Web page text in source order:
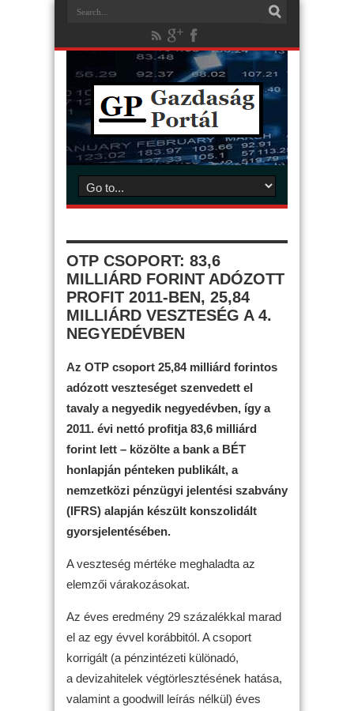
OTP CSOPORT: 83,6
MILLIÁRD FORINT ADÓZOTT
PROFIT 2011-BEN, 25,84
MILLIÁRD VESZTESÉG A 4.
NEGYEDÉVBEN
Az OTP csoport 25,84 milliárd forintos
adózott veszteséget szenvedett el
tavaly a negyedik negyedévben, így a
2011. évi nettó profitja 83,6 milliárd
forint lett – közölte a bank a BÉT
honlapján pénteken publikált, a
nemzetközi pénzügyi jelentési szabvány
(IFRS) alapján készült konszolidált
gyorsjelentésében.
A veszteség mértéke meghaladta az
elemzői várakozásokat.
Az éves eredmény 29 százalékkal marad
el az egy évvel korábbitól. A csoport
korrigált (a pénzintézeti különadó,
a devizahitelek végtörlesztésének hatása,
valamint a goodwill leírás nélkül) éves